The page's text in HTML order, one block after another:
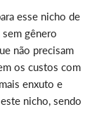
esse nicho de
gênero
não precisam
os custos com
enxuto e
nicho, sendo